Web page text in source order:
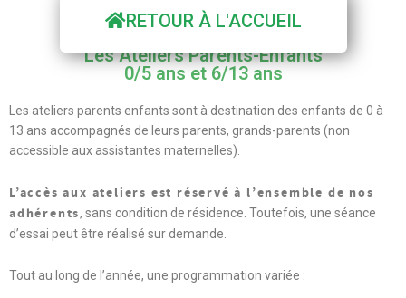
Les Ateliers Parents-Enfants
0/5 ans et 6/13 ans
Les ateliers parents enfants sont à destination des enfants de 0 à
13 ans accompagnés de leurs parents, grands-parents (non
accessible aux assistantes maternelles).
L’accès aux ateliers est réservé à l’ensemble de nos
adhérents, sans condition de résidence. Toutefois, une séance
d’essai peut être réalisé sur demande.
Tout au long de l’année, une programmation variée :
RETOUR À L'ACCUEIL